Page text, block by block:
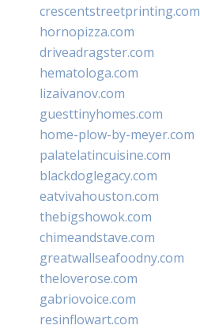
crescentstreetprinting.com
hornopizza.com
driveadragster.com
hematologa.com
lizaivanov.com
guesttinyhomes.com
home-plow-by-meyer.com
palatelatincuisine.com
blackdoglegacy.com
eatvivahouston.com
thebigshowok.com
chimeandstave.com
greatwallseafoodny.com
theloverose.com
gabriovoice.com
resinflowart.com